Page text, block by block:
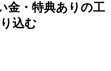
金・特典ありの工
込む